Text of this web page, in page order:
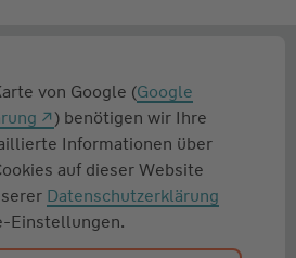
von Google (Google
) benötigen wir Ihre
Informationen über
auf dieser Website
Datenschutzerklärung
Einstellungen.